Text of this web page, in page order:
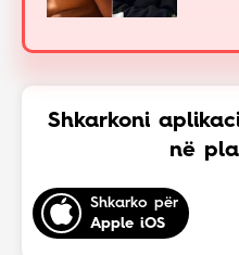
Shkarkoni
në
Shkarko për
Apple iOS